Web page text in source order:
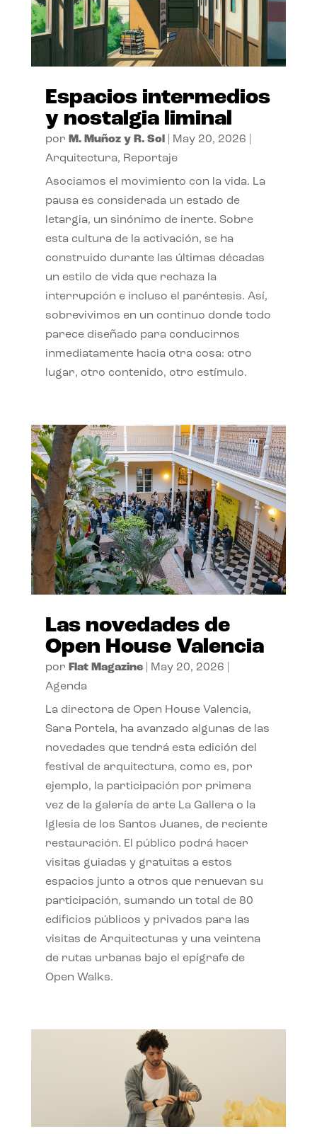
Espacios intermedios
y nostalgia liminal
por M. Muñoz y R. Sol May 20, 2026
Arquitectura, Reportaje
Asociamos el movimiento con la vida. La
pausa es considerada un estado de
letargia, un sinónimo de inerte. Sobre
esta cultura de la activación, se ha
construido durante las últimas décadas
un estilo de vida que rechaza la
interrupción e incluso el paréntesis. Así,
sobrevivimos en un continuo donde todo
parece diseñado para conducirnos
inmediatamente hacia otra cosa: otro
lugar, otro contenido, otro estímulo.
Las novedades de
Open House Valencia
por Flat Magazine| May 20, 2026
Agenda
La directora de Open House Valencia,
Sara Portela, ha avanzado algunas de las
novedades que tendrá esta edición del
festival de arquitectura, como es, por
ejemplo, la participación por primera
vez de la galería de arte La Gallera o la
Iglesia de los Santos Juanes, de reciente
restauración. El público podrá hacer
visitas guiadas y gratuitas a estos
espacios junto a otros que renuevan su
participación, sumando un total de 80
edificios públicos y privados para las
visitas de Arquitecturas y una veintena
de rutas urbanas bajo el epígrafe de
Open Walks.